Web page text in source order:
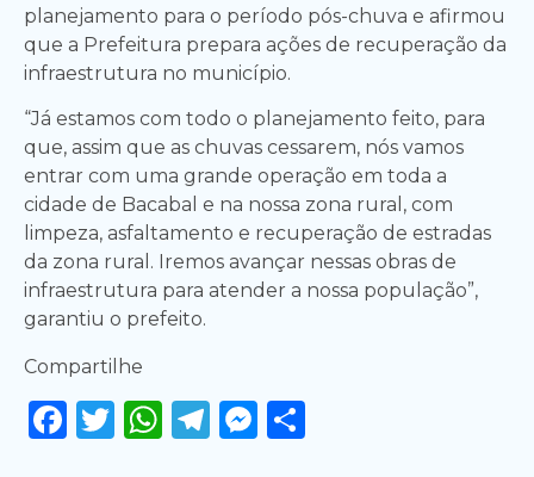
planejamento para o período pós-chuva e afirmou
que a Prefeitura prepara ações de recuperação da
infraestrutura no município.
“Já estamos com todo o planejamento feito, para
que, assim que as chuvas cessarem, nós vamos
entrar com uma grande operação em toda a
cidade de Bacabal e na nossa zona rural, com
limpeza, asfaltamento e recuperação de estradas
da zona rural. Iremos avançar nessas obras de
infraestrutura para atender a nossa população”,
garantiu o prefeito.
Compartilhe
Facebook
Twitter
WhatsApp
Telegram
Messenger